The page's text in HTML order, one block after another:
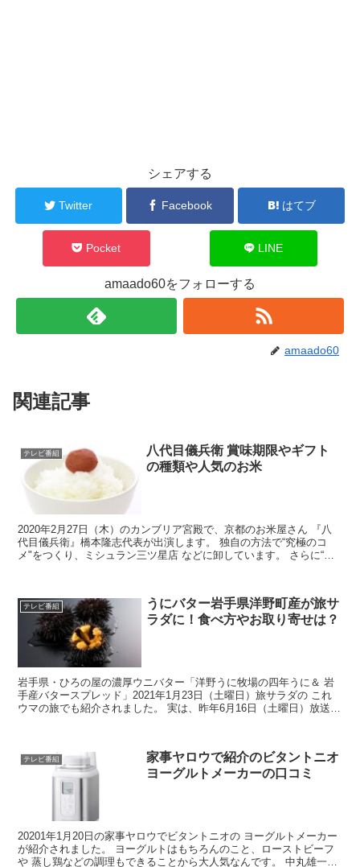
シェアする
Twitter Facebook はてブ
Pocket LINE
amaado60をフォローする
amaado60
関連記事
テレビ番組
八代目儀兵衛 賞味期限やギフト
の種類や人気のお米
2020年2月27日（木）のカンブリア宮殿で、京都のお米屋さん 『八
代目儀兵衛』橋本隆志代表が出演します。 独自の方法で“究極のコ
メ"をつくり、ミシュラン三ツ星店 などに卸しています。 さらに“究
テレビ番組
うにバター岩手県洋野町産が旅サ
ラダに！食べ方やお取り寄せは？
岩手県・ひろの屋の濃厚ウニバター「洋野うに牧場の四年うに＆ 岩
手産バタースプレッド」2021年1月23日（土曜日）旅サラダの これ
ウマの旅でも紹介されました。 実は、昨年6月16日（土曜日）放送-
テレビ番組
家事ヤロウで紹介のビタントニオ
ヨーグルトメーカーの口コミ
20201年1月20日の家事ヤロウでビタントニオの ヨーグルトメーカー
が紹介されました。 ヨーグルトはもちろんのこと、ローストビーフ
や 蒸し鶏などの調理もできることから大人気なんです。 中丸雄一さ